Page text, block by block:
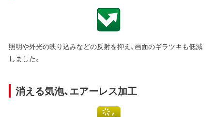
照明や外光の映り込みなどの反射を抑え、画面のギラツキも低減
しました。
消える気泡、エアーレス加工